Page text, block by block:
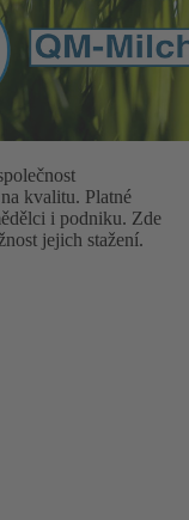
kvalitu. Platné
i podniku. Zde
jejich stažení.